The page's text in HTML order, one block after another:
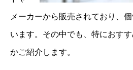
メーカーから販売されており、
います。その中でも、特におす
かご紹介します。